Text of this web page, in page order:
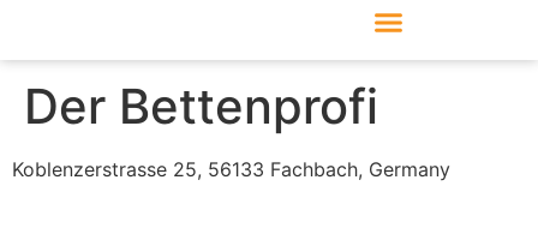
Der Bettenprofi
Koblenzerstrasse 25, 56133 Fachbach, Germany